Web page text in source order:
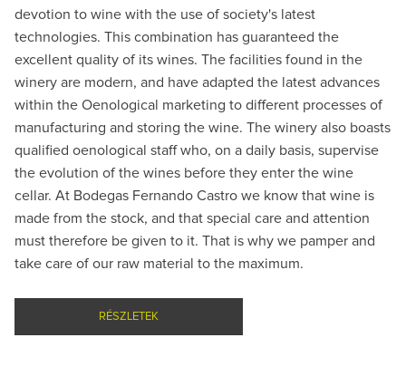
devotion to wine with the use of society's latest
technologies. This combination has guaranteed the
excellent quality of its wines. The facilities found in the
winery are modern, and have adapted the latest advances
within the Oenological marketing to different processes of
manufacturing and storing the wine. The winery also boasts
qualified oenological staff who, on a daily basis, supervise
the evolution of the wines before they enter the wine
cellar. At Bodegas Fernando Castro we know that wine is
made from the stock, and that special care and attention
must therefore be given to it. That is why we pamper and
take care of our raw material to the maximum.
RÉSZLETEK